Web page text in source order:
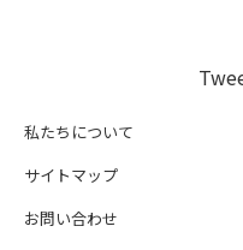
私たちについて
サイトマップ
お問い合わせ